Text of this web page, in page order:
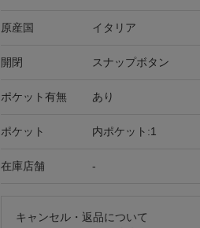
原産国 イタリア
開閉 スナップボタン
ポケット有無 あり
ポケット 内ポケット:1
在庫店舗 -
キャンセル・返品について